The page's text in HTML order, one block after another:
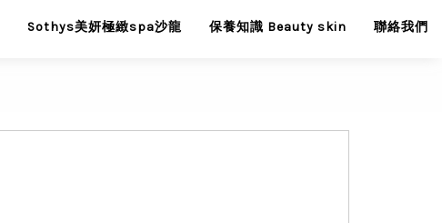
Sothys美妍極緻spa沙龍 保養知識 Beauty skin 聯絡我們